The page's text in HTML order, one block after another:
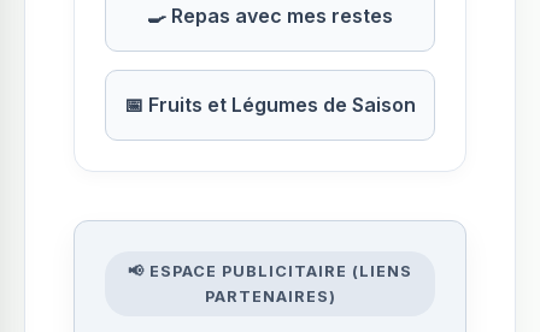
🍳 Repas avec mes restes
📅 Fruits et Légumes de Saison
📢 ESPACE PUBLICITAIRE (LIENS
PARTENAIRES)